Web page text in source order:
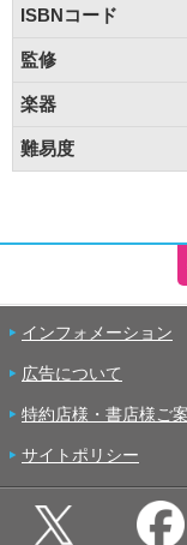
ISBNコード
監修
楽器
難易度
インフォメーション
広告について
特約店様・書店様ご
サイトポリシー